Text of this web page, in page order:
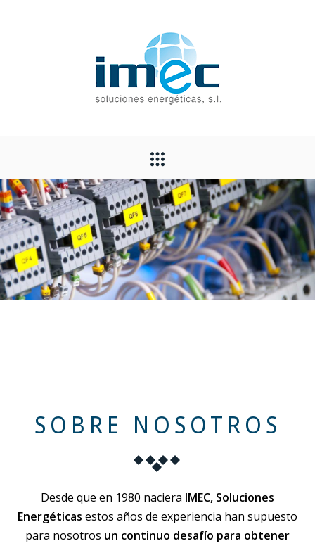
SOBRE NOSOTROS
Desde que en 1980 naciera IMEC, Soluciones
Energéticas estos años de experiencia han supuesto
para nosotros un continuo desafío para obtener